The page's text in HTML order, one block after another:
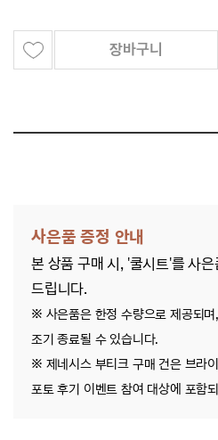
장바구니
사은품 증정 안내
본 상품 구매 시, '쿨시트'를 사
드립니다.
※ 사은품은 한정 수량으로 제공되며
조기 종료될 수 있습니다.
※ 제네시스 부티크 구매 건은 브라
포토 후기 이벤트 참여 대상에 포함